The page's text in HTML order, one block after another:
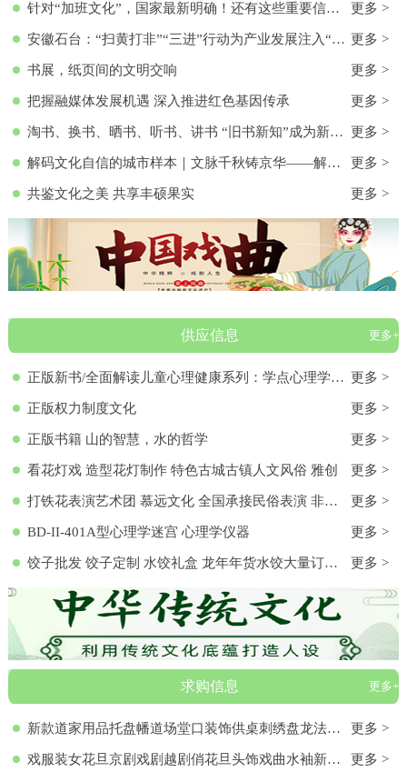
针对“加班文化”，国家最新明确！还有这些重要信息→ 更多 >
安徽石台：“扫黄打非”“三进”行动为产业发展注入“清流” 更多 >
书展，纸页间的文明交响 更多 >
把握融媒体发展机遇 深入推进红色基因传承 更多 >
淘书、换书、晒书、听书、讲书 “旧书新知”成为新文化时尚 更多 >
解码文化自信的城市样本｜文脉千秋铸京华——解码首都北京的文化自信样本 更多 >
共鉴文化之美 共享丰硕果实 更多 >
供应信息 更多+
正版新书/全面解读儿童心理健康系列：学点心理学9787572136313 正版新书/全面解读儿童心理健康系列：学点心理学 更多 >
正版权力制度文化 更多 >
正版书籍 山的智慧，水的哲学 更多 >
看花灯戏 造型花灯制作 特色古城古镇人文风俗 雅创 更多 >
打铁花表演艺术团 慕远文化 全国承接民俗表演 非物质文化遗产 更多 >
BD-II-401A型心理学迷宫 心理学仪器 更多 >
饺子批发 饺子定制 水饺礼盒 龙年年货水饺大量订购 各种馅料饺子 饺子批发 饺子定制 水饺礼盒 龙年年货水饺大量订购 各种馅料饺子 更多 >
求购信息 更多+
新款道家用品托盘幡道场堂口装饰供桌刺绣盘龙法器香盘幡全套 更多 >
戏服装女花旦京剧戏剧越剧俏花旦头饰戏曲水袖新款黄梅戏服演出服 更多 >